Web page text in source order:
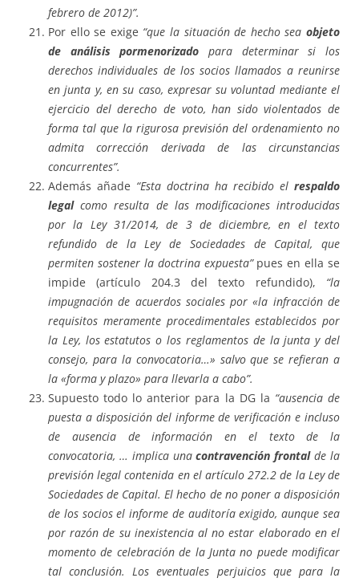
febrero de 2012)”.
Por ello se exige “que la situación de hecho seaobjeto
de análisis pormenorizado para determinar si los
derechos individuales de los socios llamados a reunirse
en junta y, en su caso, expresar su voluntad mediante el
ejercicio del derecho de voto, han sido violentados de
forma tal que la rigurosa previsión del ordenamiento no
admita corrección derivada de las circunstancias
concurrentes”.
Además añade “Esta doctrina ha recibido el respaldo
legalcomo resulta de las modificaciones introducidas
por la Ley 31/2014, de 3 de diciembre, en el texto
refundido de la Ley de Sociedades de Capital, que
permiten sostener la doctrina expuesta”pues en ella se
impide (artículo 204.3 del texto refundido), “la
impugnación de acuerdos sociales por «la infracción de
requisitos meramente procedimentales establecidos por
la Ley, los estatutos o los reglamentos de la junta y del
consejo, para la convocatoria…» salvo que se refieran a
la «forma y plazo» para llevarla a cabo”.
Supuesto todo lo anterior para la DG la “ausencia de
puesta a disposición del informe de verificación e incluso
de ausencia de información en el texto de la
convocatoria, … implica unacontravención frontalde la
previsión legal contenida en el artículo 272.2 de la Ley de
Sociedades de Capital. El hecho de no poner a disposición
de los socios el informe de auditoría exigido, aunque sea
por razón de su inexistencia al no estar elaborado en el
momento de celebración de la Junta no puede modificar
tal conclusión. Los eventuales perjuicios que para la